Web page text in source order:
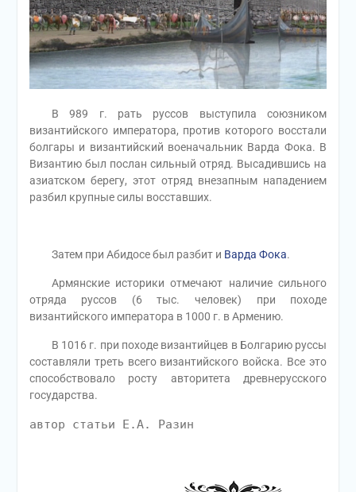
В 989 г. рать руссов выступила союзником
византийского императора, против которого восстали
болгары и византийский военачальник Варда Фока. В
Византию был послан сильный отряд. Высадившись на
азиатском берегу, этот отряд внезапным нападением
разбил крупные силы восставших.
Затем при Абидосе был разбит и Варда Фока.
Армянские историки отмечают наличие сильного
отряда руссов (6 тыс. человек) при походе
византийского императора в 1000 г. в Армению.
В 1016 г. при походе византийцев в Болгарию руссы
составляли треть всего византийского войска. Все это
способствовало росту авторитета древнерусского
государства.
автор статьи Е.А. Разин